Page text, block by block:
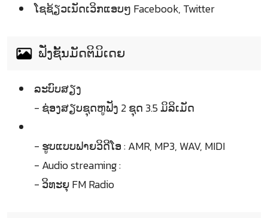
ໂຊຊ້ຽວເນັດເວິກແອບໆ Facebook, Twitter
ຟັ່ງຊັ້ນມັດຕິມິເດຍ
ລະບົບສຽງ
- ຊ່ອງສຽບຊຸດຫູຟັງ 2 ຊຸດ 3.5 ມິລິເມັດ
- ຮູບແບບຟາຍວິດີໂອ : AMR, MP3, WAV, MIDI
- Audio streaming :
- ວິທະຍຸ FM Radio